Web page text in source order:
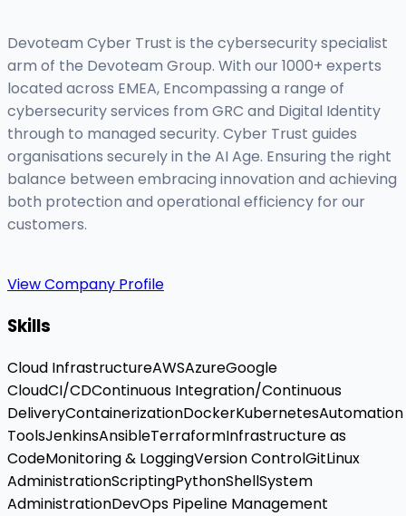
Devoteam Cyber Trust is the cybersecurity specialist
arm of the Devoteam Group. With our 1000+ experts
located across EMEA, Encompassing a range of
cybersecurity services from GRC and Digital Identity
through to managed security. Cyber Trust guides
organisations securely in the AI Age. Ensuring the right
balance between embracing innovation and achieving
both protection and operational efficiency for our
customers.
View Company Profile
Skills
Cloud InfrastructureAWSAzureGoogle
CloudCI/CDContinuous Integration/Continuous
DeliveryContainerizationDockerKubernetesAutomation
ToolsJenkinsAnsibleTerraformInfrastructure as
CodeMonitoring & LoggingVersion ControlGitLinux
AdministrationScriptingPythonShellSystem
AdministrationDevOps Pipeline Management